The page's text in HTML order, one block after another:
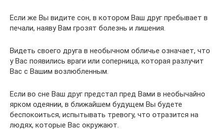
Если же Вы видите сон, в котором Ваш друг пребывает в
печали, наяву Вам грозят болезнь и лишения.
Видеть своего друга в необычном обличье означает, что
у Вас появились враги или соперница, которая разлучит
Вас с Вашим возлюбленным.
Если во сне Ваш друг предстал пред Вами в необычайно
ярком одеянии, в ближайшем будущем Вы будете
беспокоиться, испытывать тревогу, что отразится на
людях, которые Вас окружают.